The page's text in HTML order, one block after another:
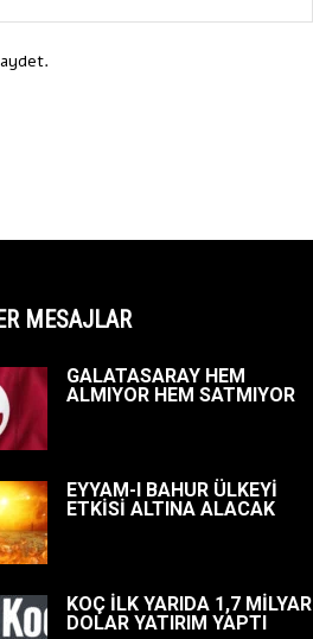
MESAJLAR
GALATASARAY HEM
ALMIYOR HEM SATMIYOR
EYYAM-I BAHUR ÜLKEYİ
ETKİSİ ALTINA ALACAK
KOÇ İLK YARIDA 1,7 MİLYAR
DOLAR YATIRIM YAPTI